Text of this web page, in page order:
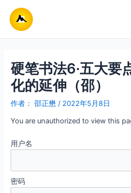
硬笔书法6·五大要
化的延伸（邵）
作者： 邵正懋/ 2022年5月8日
You are unauthorized to view this
用户名
密码